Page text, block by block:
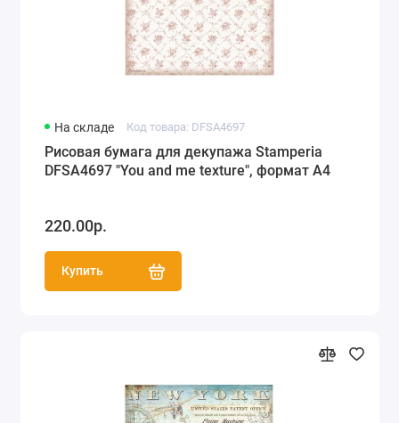
На складе Код товара: DFSA4697
Рисовая бумага для декупажа Stamperia
DFSA4697 "You and me texture", формат А4
220.00р.
Купить